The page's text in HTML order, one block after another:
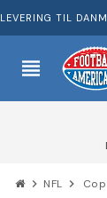
LEVERING TIL
view_headline
chevron_right NFL chevron_right